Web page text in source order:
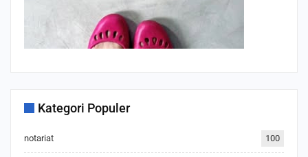
Kategori Populer
notariat 100